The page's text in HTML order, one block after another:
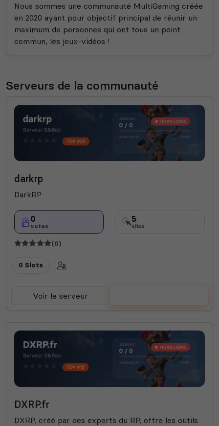
Nous sommes une communauté MultiGaming créée
en 2020 ayant pour objectif principal de réunir un
maximum de personnes qui ont tous un point
commun, les jeux-vidéos !
Serveurs de la communauté
darkrp
DarkRP
0
votes
5
clics
(0)
0 Slots
Voir le serveur
DXRP.fr
DXRP, créé par des experts du RP, offre les outils